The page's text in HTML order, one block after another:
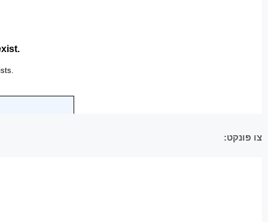
צו פּונקט: